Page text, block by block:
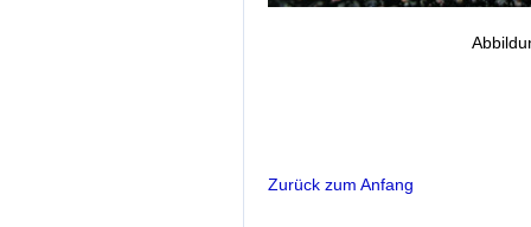
Zurück zum Anfang